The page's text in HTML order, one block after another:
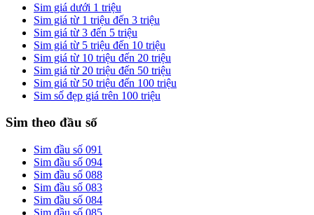
Sim giá dưới 1 triệu
Sim giá từ 1 triệu đến 3 triệu
Sim giá từ 3 đến 5 triệu
Sim giá từ 5 triệu đến 10 triệu
Sim giá từ 10 triệu đến 20 triệu
Sim giá từ 20 triệu đến 50 triệu
Sim giá từ 50 triệu đến 100 triệu
Sim số đẹp giá trên 100 triệu
Sim theo đầu số
Sim đầu số 091
Sim đầu số 094
Sim đầu số 088
Sim đầu số 083
Sim đầu số 084
Sim đầu số 085